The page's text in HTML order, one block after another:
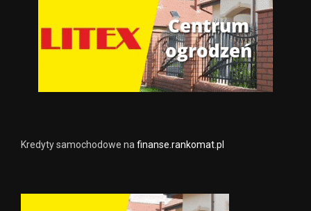
Kredyty samochodowe na finanse.rankomat.pl